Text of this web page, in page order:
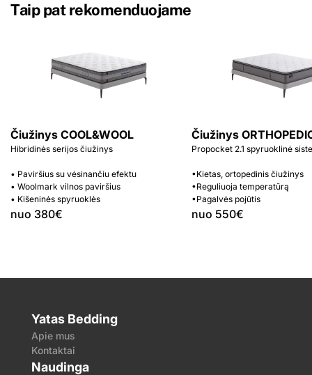
Taip pat rekomenduojame
Čiužinys COOL&WOOL
Hibridinės serijos čiužinys
• Paviršius su vėsinančiu efektu
• Woolmark vilnos paviršius
• Kišeninės spyruoklės
nuo 380€
Čiužinys
Propocket 2.1 spyruoklinė
•Kietas, ortopedinis čiužinys
•Reguliuoja temperatūrą
•Pagalvės pojūtis
nuo 550€
Yatas Bedding
Apie mus
Kontaktai
Naudinga